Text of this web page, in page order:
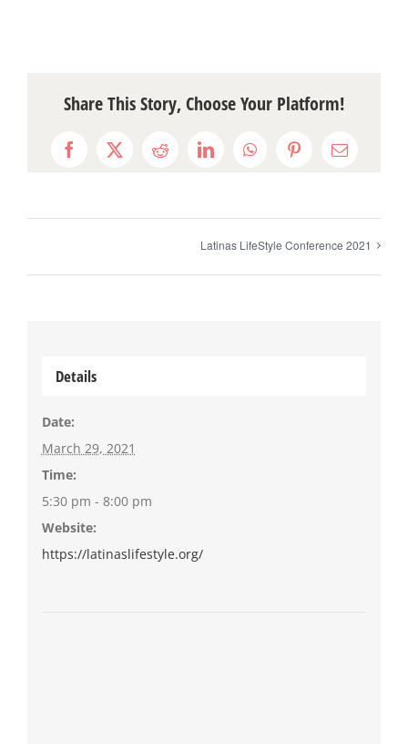
Share This Story, Choose Your Platform!
Facebook
X RedditLinkedInWhatsAppPinterestEmail
Latinas LifeStyle Conference 2021
Details
Date:
March 29, 2021
Time:
5:30 pm - 8:00 pm
Website:
https://latinaslifestyle.org/